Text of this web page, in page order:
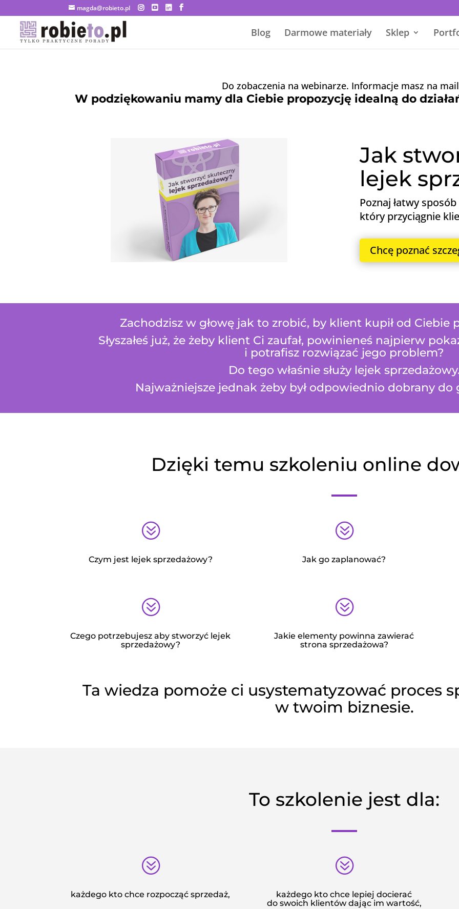
magda@robieto.pl
Blog Darmowe materiały Sklep
Do zobaczenia na webinarze. Informacje masz na
W podziękowaniu mamy dla Ciebie propozycję idealną do
Jak
lejek
Poznaj łatwy
który przyciągnie
Chcę poznać
Zachodzisz w głowę jak to zrobić, by klient kupił od Ciebie
Słyszałeś już, że żeby klient Ci zaufał, powinieneś najpierw
i potrafisz rozwiązać jego problem?
Do tego właśnie służy lejek
Najważniejsze jednak żeby był odpowiednio dobrany
Dzięki temu szkoleniu online
?
Czym jest lejek sprzedażowy?
?
Jak go zaplanować?
?
Czego potrzebujesz aby stworzyć lejek
sprzedażowy?
?
Jakie elementy powinna zawierać
strona sprzedażowa?
Ta wiedza pomoże ci usystematyzować proces
w twoim biznesie.
To szkolenie jest dla:
?
każdego kto chce rozpocząć sprzedaż,
?
każdego kto chce lepiej docierać
do swoich klientów dając im wartość,